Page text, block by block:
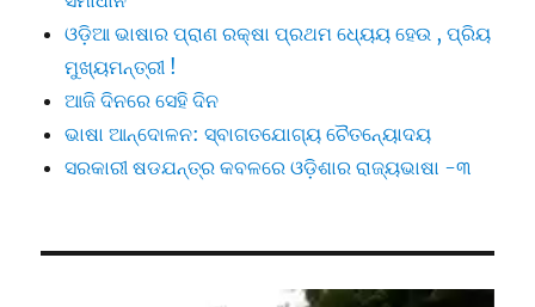
ଓଡ଼ିଆ ଭାଷାର ପ୍ରାଣ ରକ୍ଷା ପ୍ରଥମ ଧ୍ୟେୟ ହେଉ , ପ୍ରିୟ
ମୁଖ୍ୟମନ୍ତ୍ରୀ !
ଆଜି ଦିନରେ ସେହି ଦିନ
ଭାଷା ଆନ୍ଦୋଳନ: ସ୍ବାଗତଯୋଗ୍ୟ ଚୈତନ୍ୟୋଦୟ
ସରକାରୀ ଷଡଯନ୍ତ୍ର କବଳରେ ଓଡ଼ିଶାର ରାଜ୍ୟଭାଷା -୩